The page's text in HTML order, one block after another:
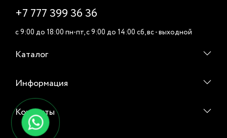
+7 777 399 36 36
c 9:00 до 18:00 пн-пт, c 9:00 до 14:00 cб, вс - выходной
Каталог
Информация
Контакты